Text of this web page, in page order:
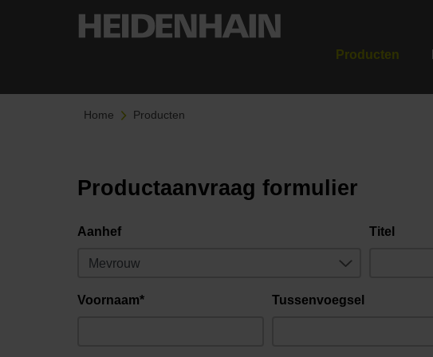
Producten
Home Producten
Productaanvraag formulier
Aanhef Titel
Voornaam* Tussenvoegsel